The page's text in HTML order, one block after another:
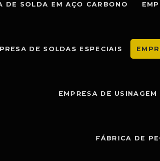
DE SOLDA EM AÇO CARBONO
DE SOLDAS ESPECIAIS
EMPRESA DE USINAGEM
FÁBRICA DE